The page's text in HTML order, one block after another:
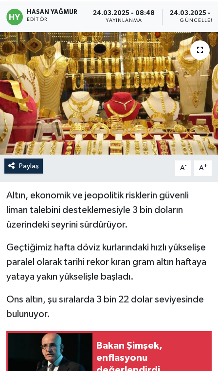
HASAN YAĞMUR
EDITÖR
24.03.2025 - 08:48
YAYINLANMA
24.03.2025 -
Paylaş A- A+
Altın, ekonomik ve jeopolitik risklerin güvenli
liman talebini desteklemesiyle 3 bin doların
üzerindeki seyrini sürdürüyor.
Geçtiğimiz hafta döviz kurlarındaki hızlı yükselişe
paralel olarak tarihi rekor kıran gram altın haftaya
yataya yakın yükselişle başladı.
Ons altın, şu sıralarda 3 bin 22 dolar seviyesinde
bulunuyor.
Bakan Şimşek,
enflasyonu
Kültür & Sanat
Magazin
Politika
Sağlık
Spor
Teknoloji
Yaşam
Son Dakika Haberleri
Haber Arşivi